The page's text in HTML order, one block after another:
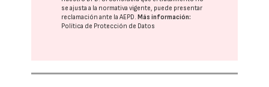
se ajusta a la normativa vigente, puede presentar
reclamación ante laAEPD. Más información:
Política de Protección de Datos